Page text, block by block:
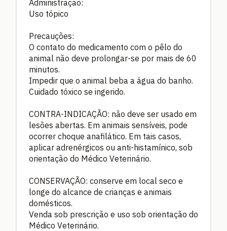
Administração:
Uso tópico
Precauções:
O contato do medicamento com o pêlo do
animal não deve prolongar-se por mais de 60
minutos.
Impedir que o animal beba a água do banho.
Cuidado tóxico se ingerido.
CONTRA-INDICAÇÃO: não deve ser usado em
lesões abertas. Em animais sensíveis, pode
ocorrer choque anafilático. Em tais casos,
aplicar adrenérgicos ou anti-histamínico, sob
orientação do Médico Veterinário.
CONSERVAÇÃO: conserve em local seco e
longe do alcance de crianças e animais
domésticos.
Venda sob prescrição e uso sob orientação do
Médico Veterinário.